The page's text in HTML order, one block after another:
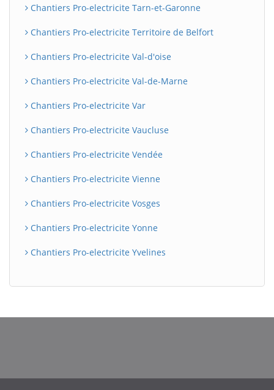
Chantiers Pro-electricite Tarn-et-Garonne
Chantiers Pro-electricite Territoire de Belfort
Chantiers Pro-electricite Val-d'oise
Chantiers Pro-electricite Val-de-Marne
Chantiers Pro-electricite Var
Chantiers Pro-electricite Vaucluse
Chantiers Pro-electricite Vendée
Chantiers Pro-electricite Vienne
Chantiers Pro-electricite Vosges
Chantiers Pro-electricite Yonne
Chantiers Pro-electricite Yvelines
BatiWebPro